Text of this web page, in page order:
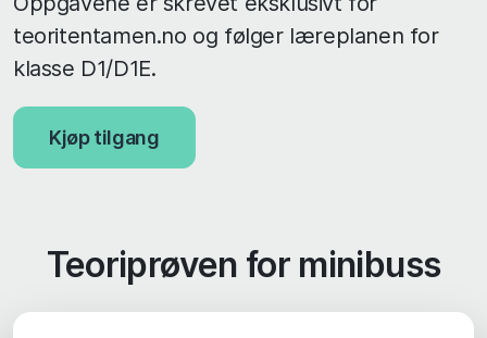
teoritentamen.no og følger læreplanen for
klasse D1/D1E.
Kjøp tilgang
Teoriprøven for minibuss